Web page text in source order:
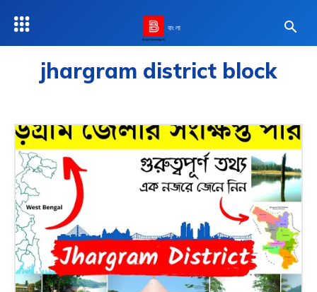
বাংলা
jhargram district block